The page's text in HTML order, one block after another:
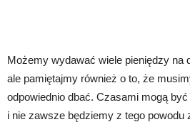
Możemy wydawać wiele pieniędzy na
ale pamiętajmy również o to, że
odpowiednio dbać. Czasami mogą
i nie zawsze będziemy z tego powodu